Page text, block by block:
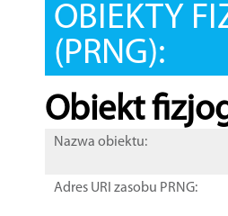
OBIEKTY
(PRNG):
Obiekt
Nazwa obiektu:
Adres URI zasobu PRNG: